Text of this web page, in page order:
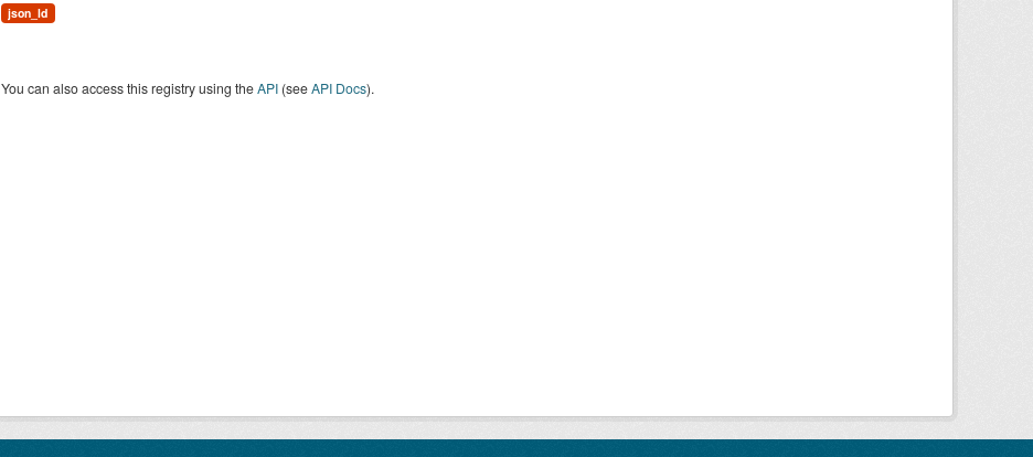
json_ld
You can also access this registry using theAPI(seeAPI Docs).